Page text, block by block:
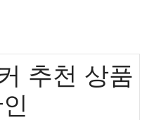
추천 상품